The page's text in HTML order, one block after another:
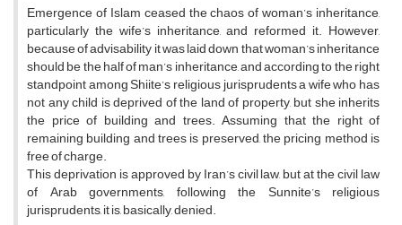
Emergence of Islam ceased the chaos of woman’s inheritance,
particularly the wife’s inheritance, and reformed it. However,
because of advisability it was laid down that woman’s inheritance
should be the half of man’s inheritance, and according to the right
standpoint among Shiite’s religious jurisprudents a wife who has
not any child is deprived of the land of property, but she inherits
the price of building and trees. Assuming that the right of
remaining building and trees is preserved, the pricing method is
free of charge.
This deprivation is approved by Iran’s civil law, but at the civil law
of Arab governments, following the Sunnite’s religious
jurisprudents, it is, basically, denied.